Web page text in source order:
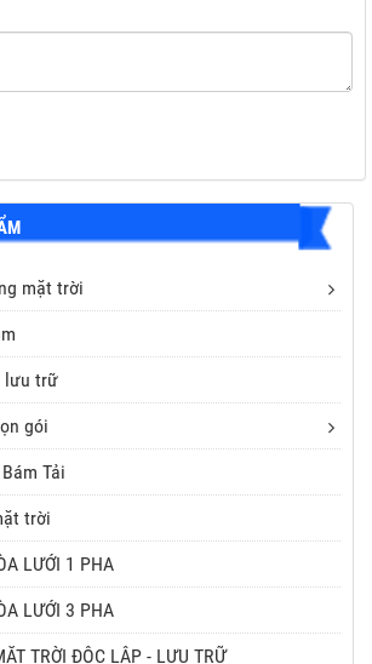
mặt trời
lưu trữ
gói
Tải
trời
LƯỚI 1 PHA
LƯỚI 3 PHA
TRỜI ĐỘC LẬP - LƯU TRỮ